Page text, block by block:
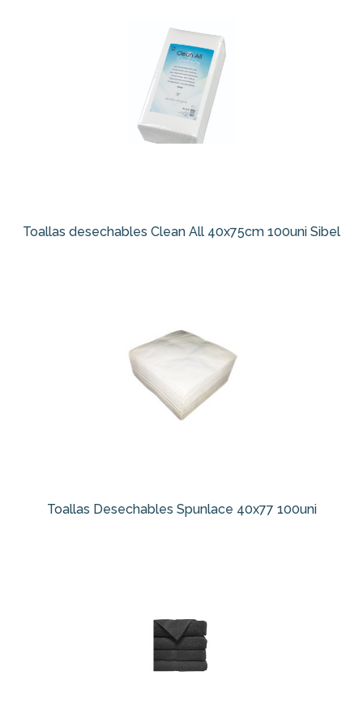
Toallas desechables Clean All 40x75cm 100uni Sibel
Toallas Desechables Spunlace 40x77 100uni